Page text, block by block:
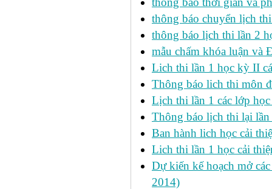
thông báo chuyển lịch
thông báo lịch thi lần 2
mẫu chấm khóa luận và
Lich thi lần 1 học kỳ II
Thông báo lich thi môn
Lịch thi lần 1 các lớp
Thông báo lịch thi lại
Ban hành lich học cải
Lich thi lần 1 học cải
Dự kiến kế hoạch mở
2014)